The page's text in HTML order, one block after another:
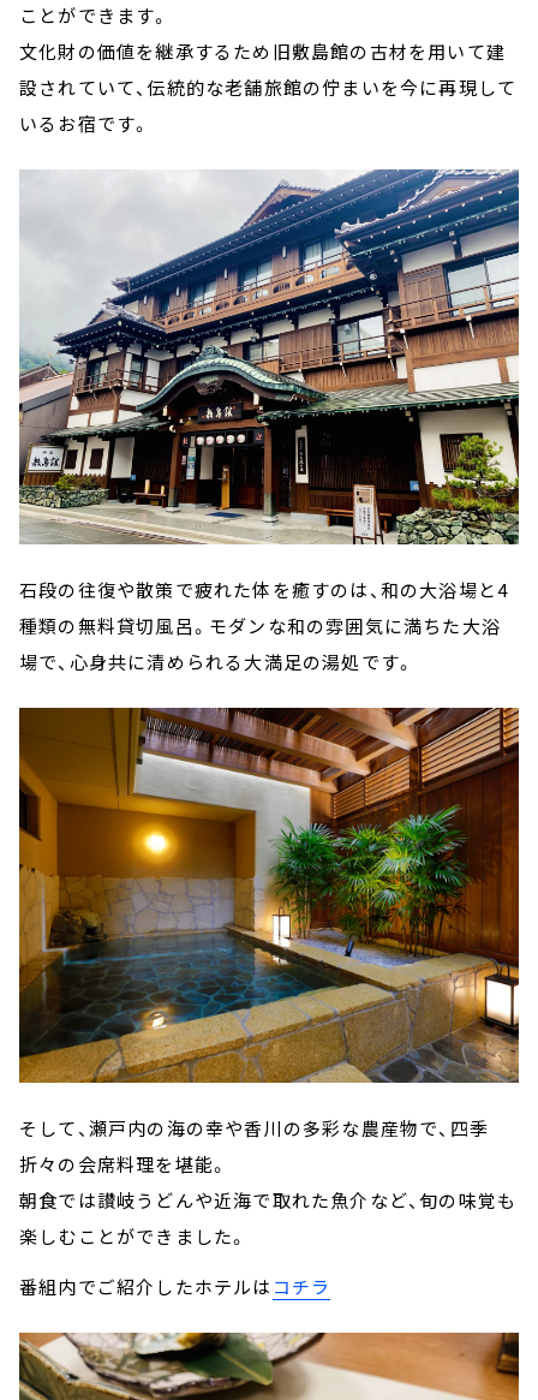
ことができます。
文化財の価値を継承するため旧敷島館の古材を用いて建
設されていて、伝統的な老舗旅館の佇まいを今に再現して
いるお宿です。
石段の往復や散策で疲れた体を癒すのは、和の大浴場と4
種類の無料貸切風呂。モダンな和の雰囲気に満ちた大浴
場で、心身共に清められる大満足の湯処です。
そして、瀬戸内の海の幸や香川の多彩な農産物で、四季
折々の会席料理を堪能。
朝食では讃岐うどんや近海で取れた魚介など、旬の味覚も
楽しむことができました。
番組内でご紹介したホテルは コチラ